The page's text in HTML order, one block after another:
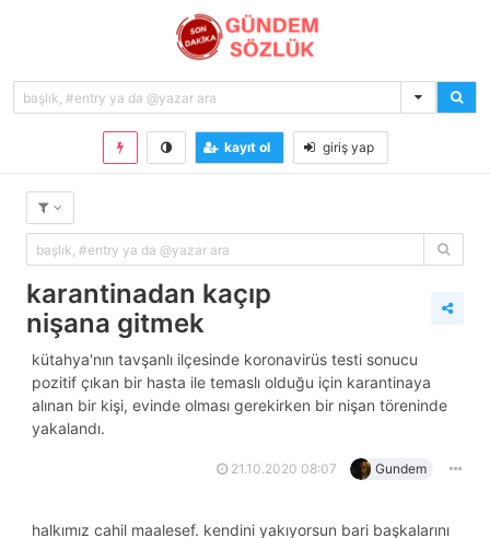
kayıt ol giriş yap
karantinadan kaçıp
nişana gitmek
kütahya'nın tavşanlı ilçesinde koronavirüs testi sonucu
pozitif çıkan bir hasta ile temaslı olduğu için karantinaya
alınan bir kişi, evinde olması gerekirken bir nişan töreninde
yakalandı.
21.10.2020 08:07 Gundem
halkımız cahil maalesef. kendini yakıyorsun bari başkalarını